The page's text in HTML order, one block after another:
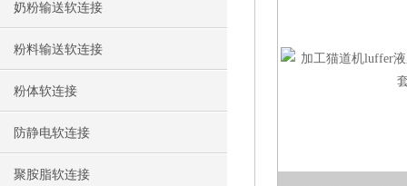
奶粉输送软连接
粉料输送软连接
粉体软连接
防静电软连接
聚胺脂软连接